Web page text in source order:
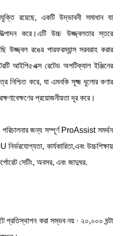
রয়েছে, একটি উদ্ভাবনী সমাধান যা
করে।এটি উচ্চ উজ্জ্বলতার স্তরে
উজ্জ্বল রঙের পারফরম্যান্স সরবরাহ করার
আইপি৫এক্স রেটেড অপটিক্যাল ইঞ্জিনের
নিশ্চিত করে, যা এমনকি সূক্ষ্ম ধুলোর কণার
প্রয়োজনীয়তা দূর করে।
জন্য সম্পূর্ণ ProAssist সমর্থন
কার্যকারিতা,এবং উচ্চশিক্ষায়
সেটিং, অবসর, এবং জাদুঘর.
প্রতিস্থাপন করা সম্ভব নয় ∙ ২০,০০০ ঘন্টা